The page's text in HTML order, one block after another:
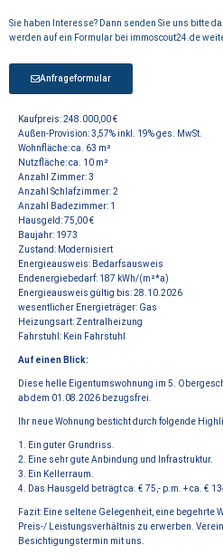
Sie haben Interesse? Dann senden Sie uns bitte
werden auf ein Formular bei immoscout24.de
Anfrageformular
Kaufpreis: 248.000,00 €
Außen-Provision: 3,57% inkl. 19% ges. MwSt.
Wohnfläche: ca. 63 m²
Nutzfläche: ca. 10 m²
Anzahl Zimmer: 3
Anzahl Schlafzimmer: 2
Anzahl Badezimmer: 1
Hausgeld: 75,00 €
Baujahr: 1973
Zustand: Modernisiert
Energieausweis: Bedarfsausweis
Endenergiebedarf: 187 kWh/(m²*a)
Energieausweis gültig bis: 28.10.2026
wesentlicher Energieträger: Gas
Heizungsart: Zentralheizung
Fahrstuhl: Kein Fahrstuhl
Auf einen Blick:
Diese helle Eigentumswohnung im 5.
ab dem 01.08.2026 bezugsfrei.
Ihr neue Wohnung besticht durch folgende
1. Ein guter Grundriss.
2. Eine sehr gute Anbindung und Infrastruktur.
3. Ein Kellerraum.
4. Das Hausgeld beträgt ca. € 75,- p.m. + ca. €
Fazit: Eine seltene Gelegenheit, eine begehrte
Preis-/ Leistungsverhältnis zu erwerben.
Besichtigungstermin mit uns.